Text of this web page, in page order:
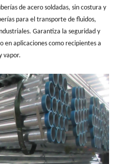
de acero soldadas, sin costura y
para el transporte de fluidos,
Garantiza la seguridad y
en aplicaciones como recipientes a
vapor.